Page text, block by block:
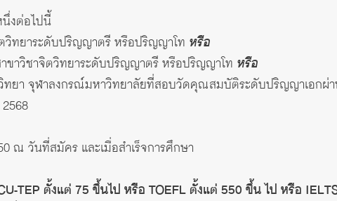
งต่อไปนี้
วิทยาระดับปริญญาตรี หรือปริญญาโท หรือ
ขาวิชาจิตวิทยาระดับปริญญาตรี หรือปริญญาโท หรือ
ยา จุฬาลงกรณ์มหาวิทยาลัยที่สอบวัดคุณสมบัติระดับปริญญาเอกผ่า
ณ วันที่สมัคร และเมื่อสําเร็จการศึกษา
TEP ตั้งแต่ 75 ขึ้นไป หรือ TOEFL ตั้งแต่ 550 ขึ้น ไป หรือ